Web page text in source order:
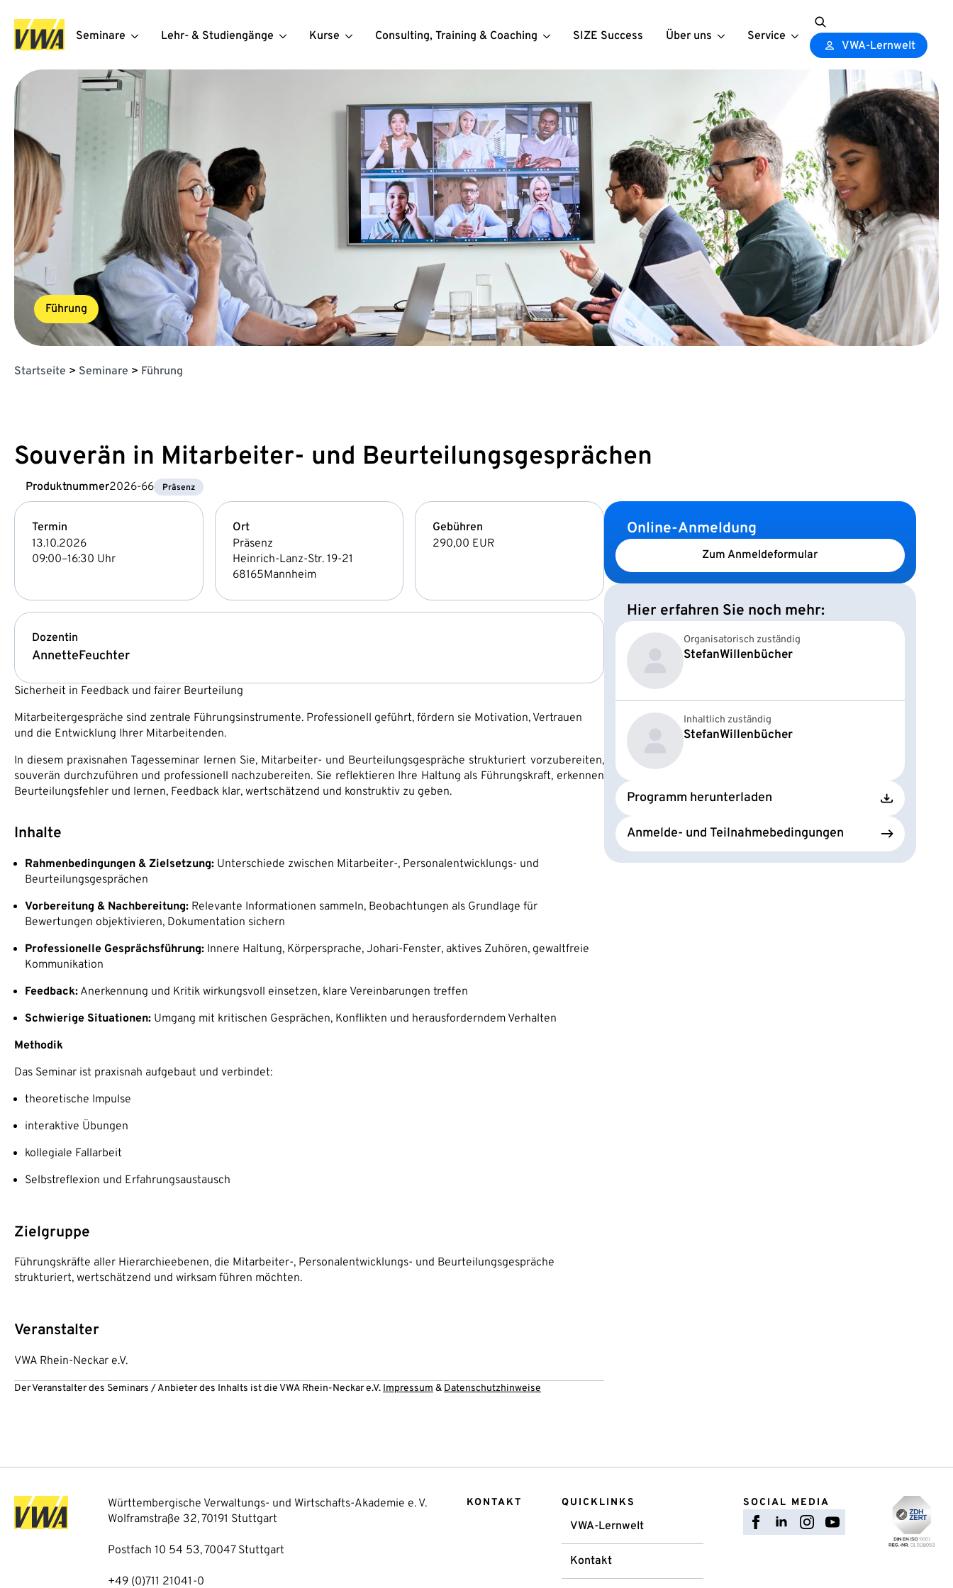
Seminare Lehr- & Studiengänge Kurse Consulting, Training & Coaching SIZE Success Über uns Service
Search
for:
VWA-Lernwelt
Führung
Startseite > Seminare > Führung
Souverän in Mitarbeiter- und Beurteilungsgesprächen
Produktnummer2026-66 Präsenz
Termin
13.10.2026
09:00–16:30 Uhr
Ort
Präsenz
Heinrich-Lanz-Str. 19-21
68165Mannheim
Gebühren
290,00 EUR
Dozentin
AnnetteFeuchter
Sicherheit in Feedback und fairer Beurteilung
Mitarbeitergespräche sind zentrale Führungsinstrumente. Professionell geführt, fördern sie Motivation, Vertrauen
und die Entwicklung Ihrer Mitarbeitenden.
In diesem praxisnahen Tagesseminar lernen Sie, Mitarbeiter- und Beurteilungsgespräche strukturiert vorzubereiten,
souverän durchzuführen und professionell nachzubereiten. Sie reflektieren Ihre Haltung als Führungskraft, erkennen
Beurteilungsfehler und lernen, Feedback klar, wertschätzend und konstruktiv zu geben.
Inhalte
Rahmenbedingungen & Zielsetzung: Unterschiede zwischen Mitarbeiter-, Personal­entwicklungs- und
Beurteilungsgesprächen
Vorbereitung & Nachbereitung: Relevante Informationen sammeln, Beobachtungen als Grundlage für
Bewertungen objektivieren, Dokumentation sichern
Professionelle Gesprächsführung: Innere Haltung, Körpersprache, Johari-Fenster, aktives Zuhören, gewaltfreie
Kommunikation
Feedback: Anerkennung und Kritik wirkungsvoll einsetzen, klare Vereinbarungen treffen
Schwierige Situationen: Umgang mit kritischen Gesprächen, Konflikten und heraus­forderndem Verhalten
Methodik
Das Seminar ist praxisnah aufgebaut und verbindet:
theoretische Impulse
interaktive Übungen
kollegiale Fallarbeit
Selbstreflexion und Erfahrungsaustausch
Zielgruppe
Führungskräfte aller Hierarchieebenen, die Mitarbeiter-, Personalentwicklungs- und Beurteilungsgespräche
strukturiert, wertschätzend und wirksam führen möchten.
Veranstalter
VWA Rhein-Neckar e.V.
Der Veranstalter des Seminars / Anbieter des Inhalts ist die VWA Rhein-Neckar e.V. Impressum & Datenschutzhinweise
Online-Anmeldung
Zum Anmeldeformular
Hier erfahren Sie noch mehr:
Organisatorisch zuständig
StefanWillenbücher
Inhaltlich zuständig
StefanWillenbücher
Programm herunterladen
Anmelde- und Teilnahmebedingungen
Württembergische Verwaltungs- und Wirtschafts-Akademie e. V.
Wolframstraße 32, 70191 Stuttgart
Postfach 10 54 53, 70047 Stuttgart
+49 (0)711 21041-0
KONTAKT QUICKLINKS
VWA-Lernwelt
Kontakt
SOCIAL MEDIA